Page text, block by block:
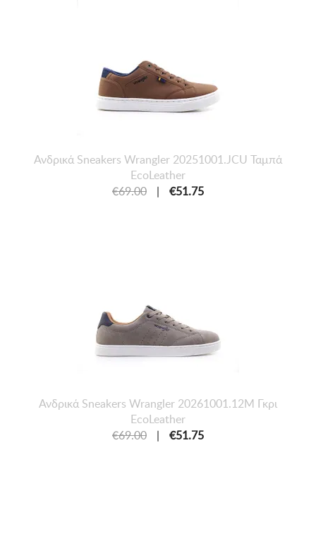
Ανδρικά Sneakers Wrangler 20251001.JCU Ταμπά
EcoLeather
€69.00
| €51.75
Ανδρικά Sneakers Wrangler 20261001.12M Γκρι
EcoLeather
€69.00
| €51.75